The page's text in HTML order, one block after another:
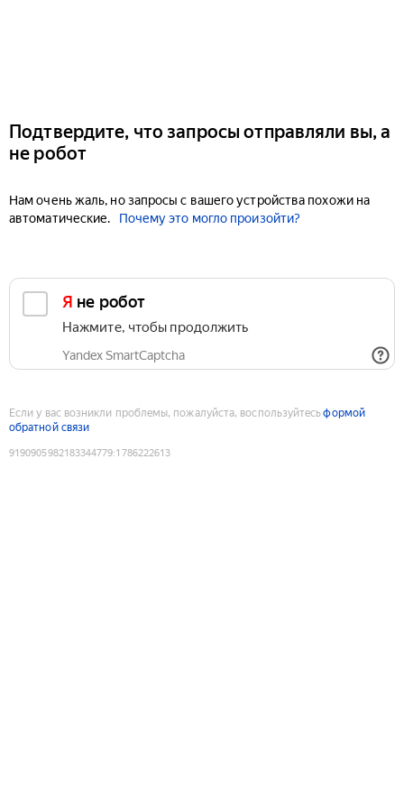
Подтвердите, что запросы отправляли вы, а
не робот
Нам очень жаль, но запросы с вашего устройства похожи на
автоматические.
Почему это могло произойти?
Я не робот
Нажмите, чтобы продолжить
Yandex SmartCaptcha
Если у вас возникли проблемы, пожалуйста, воспользуйтесьформой
обратной связи
9190905982183344779:1786222613